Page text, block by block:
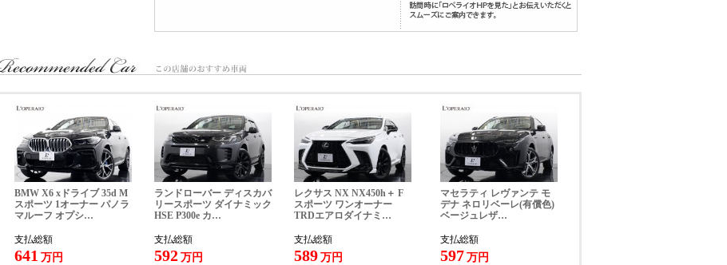
・電動サンルーフ
・フルプレミアムレザー（レッド）
・地デジチューナー
＜GT ハイブリッド 専用装備＞
・ブルーアクセントカラーサイドエアベント
・ブルーブレーキキャリパー ※オプション装着前仕様
・ブルーステッチ ※オプション装着前仕様
・ブルートライデントヘッドレスト刺繍 ※オプション装着前仕様
＜主要諸元＞
2.0L 直列4気筒SOHCターボ＋モーター、330ps/45.9kgm、全長×全幅×全高mm 4985×1945×1485mm、車両重量 1950kg
BMW X6 xドライブ 35d M
スポーツ 1オーナー パノラ
マルーフ オプシ…
支払総額
641 万円
ランドローバー ディスカバ
リースポーツ ダイナミック
HSE P300e カ…
支払総額
592 万円
レクサス NX NX450h＋ F
スポーツ ワンオーナー
TRDエアロダイナミ…
支払総額
589 万円
マセラティ レヴァンテ モ
デナ ネロリベーレ(有償色)
ベージュレザ…
支払総額
597 万円